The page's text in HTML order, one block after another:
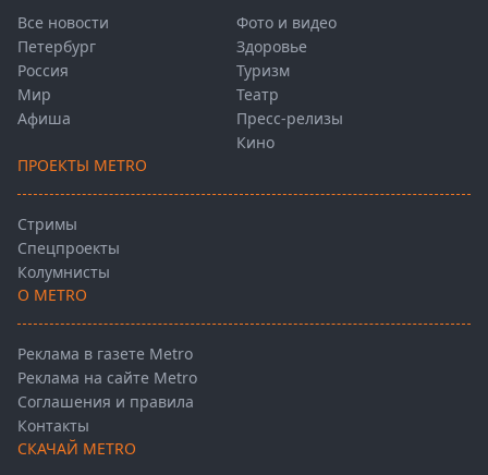
Все новости
Петербург
Россия
Мир
Афиша
Фото и видео
Здоровье
Туризм
Театр
Пресс-релизы
Кино
ПРОЕКТЫ METRO
Стримы
Спецпроекты
Колумнисты
О METRO
Реклама в газете Metro
Реклама на сайте Metro
Соглашения и правила
Контакты
СКАЧАЙ METRO